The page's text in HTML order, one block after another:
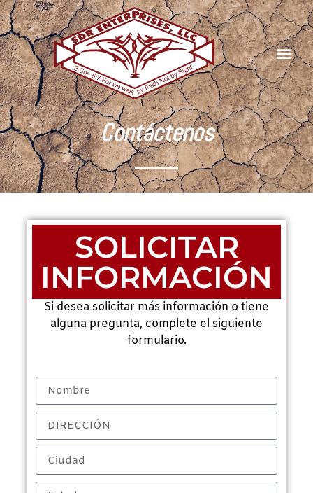
Contáctenos
SOLICITAR
INFORMACIÓN
Si desea solicitar más información o tiene
alguna pregunta, complete el siguiente
formulario.